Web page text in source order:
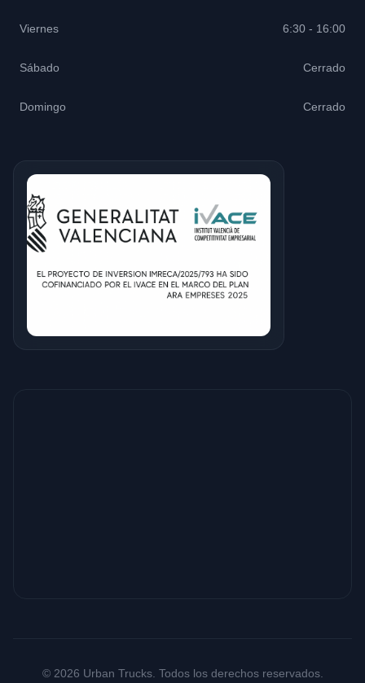
Viernes 6:30 - 16:00
Sábado Cerrado
Domingo Cerrado
© 2026 Urban Trucks. Todos los derechos reservados.